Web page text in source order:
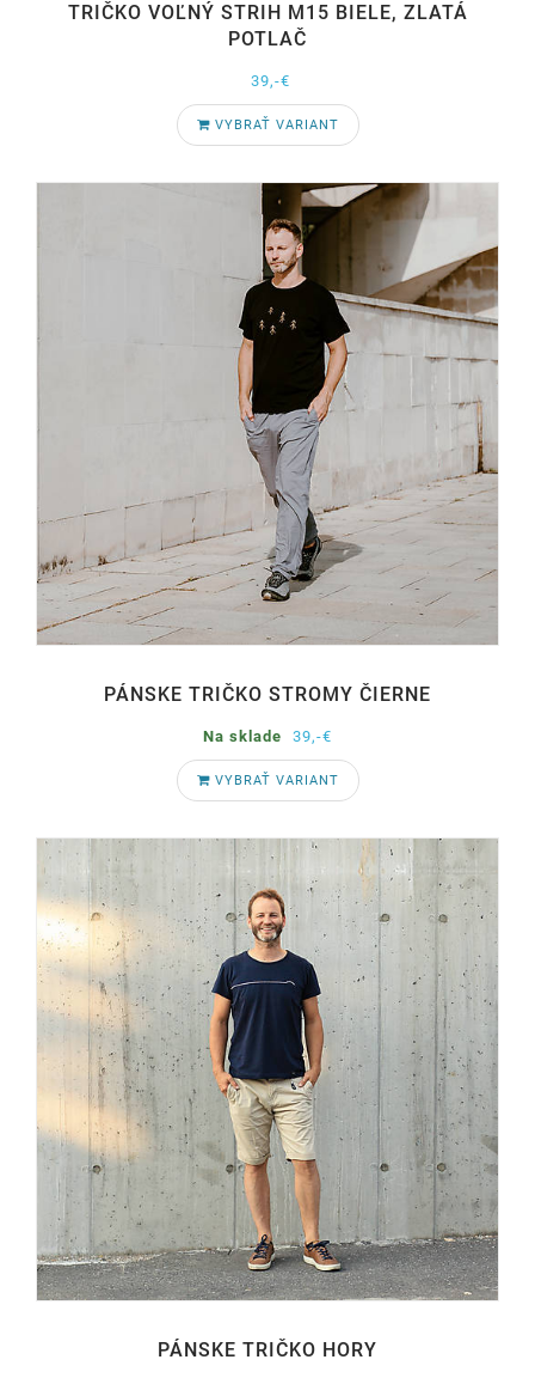
TRIČKO VOĽNÝ STRIH M15 BIELE, ZLATÁ
POTLAČ
39,-€
VYBRAŤ VARIANT
PÁNSKE TRIČKO STROMY ČIERNE
Na sklade 39,-€
VYBRAŤ VARIANT
PÁNSKE TRIČKO HORY